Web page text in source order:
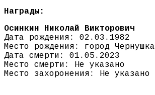
Награды:
Осинкин Николай Викторович
Дата рождения: 02.03.1982
Место рождения: город Чернушка
Дата смерти: 01.05.2023
Место смерти: Не указано
Место захоронения: Не указано